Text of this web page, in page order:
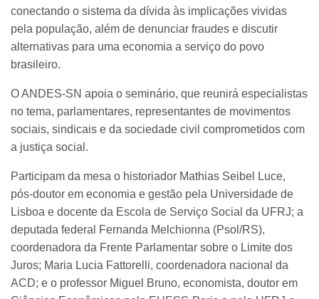
conectando o sistema da dívida às implicações vividas
pela população, além de denunciar fraudes e discutir
alternativas para uma economia a serviço do povo
brasileiro.
O ANDES-SN apoia o seminário, que reunirá especialistas
no tema, parlamentares, representantes de movimentos
sociais, sindicais e da sociedade civil comprometidos com
a justiça social.
Participam da mesa o historiador Mathias Seibel Luce,
pós-doutor em economia e gestão pela Universidade de
Lisboa e docente da Escola de Serviço Social da UFRJ; a
deputada federal Fernanda Melchionna (Psol/RS),
coordenadora da Frente Parlamentar sobre o Limite dos
Juros; Maria Lucia Fattorelli, coordenadora nacional da
ACD; e o professor Miguel Bruno, economista, doutor em